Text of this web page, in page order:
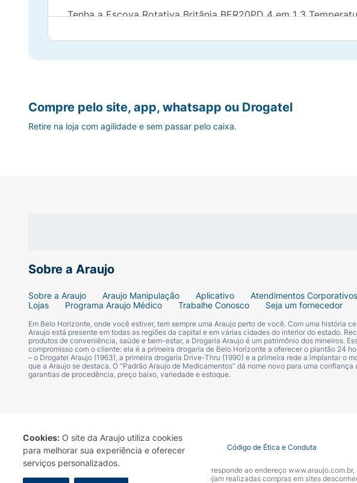
Cookies: O site da Araujo utiliza cookies
para melhorar sua experiência e oferecer
serviços personalizados.
Tenha a Escova Rotativa Britânia BER20PD 4 em 1 3
• Produto bivolt
• 3 temperaturas disponíveis
Especificações:
Características:
Tipo
Potência (W)
1200 W
Sobre a Araujo
Sobre a Araujo Araujo Manipulação Aplicativo Atendimentos
Lojas
Programa Araujo Médico Trabalhe Conosco Seja um fornecedor
Em Belo Horizonte, onde você estiver, tem sempre uma Araujo perto de você. Com uma história
Araujo está presente em todas as regiões da capital e em várias cidades do interior do estado.
produtos de conveniência, saúde e bem-estar, a Drogaria Araujo é um patrimônio dos mineiros.
compromisso com o cliente: ela é a primeira drogaria de Belo Horizonte a oferecer o plantão 24
– o Drogatel Araujo (1963), a primeira drogaria Drive-Thru (1990) e a primeira rede a implantar o
que a Araujo se destaca. O “Padrão Araujo de Medicamentos” dá nome novo para uma
garantias de procedência, preço baixo, variedade e estoque.
Compre pelo site, app, whatsapp ou Drogatel
Retire na loja com agilidade e sem passar pelo caixa.
Termo de Uso Portal da Privacidade Covid-19 Código de Ética e Conduta
A Drogaria Araujo S/A informa que o seu site oficial corresponde ao endereço
marca. Para sua segurança recomendamos que não sejam realizadas compras em sites